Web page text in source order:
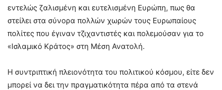
εντελώς ζαλισμένη και ευτελισμένη Ευρώπη, πως θα
στείλει στα σύνορα πολλών χωρών τους Ευρωπαίους
πολίτες που έγιναν τζιχαντιστές και πολεμούσαν για το
«Ισλαμικό Κράτος» στη Μέση Ανατολή.
Η συντριπτική πλειονότητα του πολιτικού κόσμου, είτε δεν
μπορεί να δει την πραγματικότητα πέρα από τα στενά